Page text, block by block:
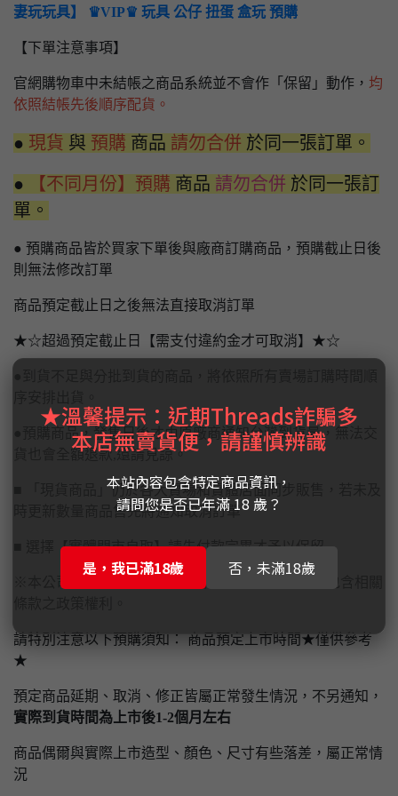
妻玩玩具】 ♛VIP♛ 玩具 公仔 扭蛋 盒玩 預購
【下單注意事項】
官網購物車中未結帳之商品系統並不會作「保留」動作， 均
依照結帳先後順序配貨。
● 現貨 與 預購 商品 請勿合併 於同一張訂單。
● 【不同月份】預購 商品 請勿合併 於同一張訂
單。
● 預購商品皆於買家下單後與廠商訂購商品，預購截止日後
則無法修改訂單
商品預定截止日之後無法直接取消訂單
★☆超過預定截止日【需支付違約金才可取消】★☆
●預購商品，發售日後才由原廠商通知台灣到貨量，無法交
貨也會全額退款,還請見諒。
■ 「現貨商品」仍於各大賣場和實體店面同步販售，若未及
時更新數量商品售完將通知取消訂單
■ 選擇【實體門市自取】請先付款完畢才予以保留
※本公司保有隨時異動、修改本官方網站一切內容包含相關
請特別注意以下預購須知： 商品預定上市時間★僅供參考
★
預定商品延期、取消、修正皆屬正常發生情況，不另通知，
實際到貨時間為上市後1-2個月左右
商品偶爾與實際上市造型、顏色、尺寸有些落差，屬正常情
況
★溫馨提示：近期Threads詐騙多
本店無賣貨便，請謹慎辨識
本站內容包含特定商品資訊，
請問您是否已年滿 18 歲？
是，我已滿18歲 否，未滿18歲